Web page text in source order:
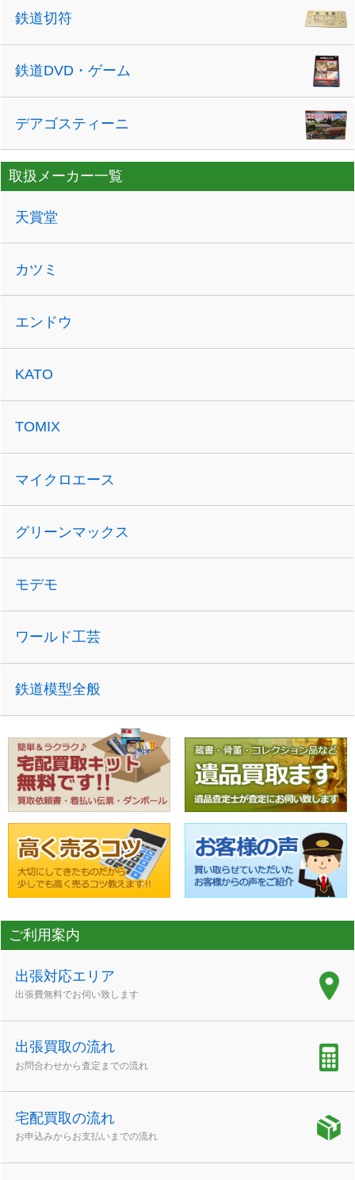
鉄道切符
鉄道DVD・ゲーム
デアゴスティーニ
取扱メーカー一覧
天賞堂
カツミ
エンドウ
KATO
TOMIX
マイクロエース
グリーンマックス
モデモ
ワールド工芸
鉄道模型全般
ご利用案内
出張対応エリア
出張費無料でお伺い致します
出張買取の流れ
お問合わせから査定までの流れ
宅配買取の流れ
お申込みからお支払いまでの流れ